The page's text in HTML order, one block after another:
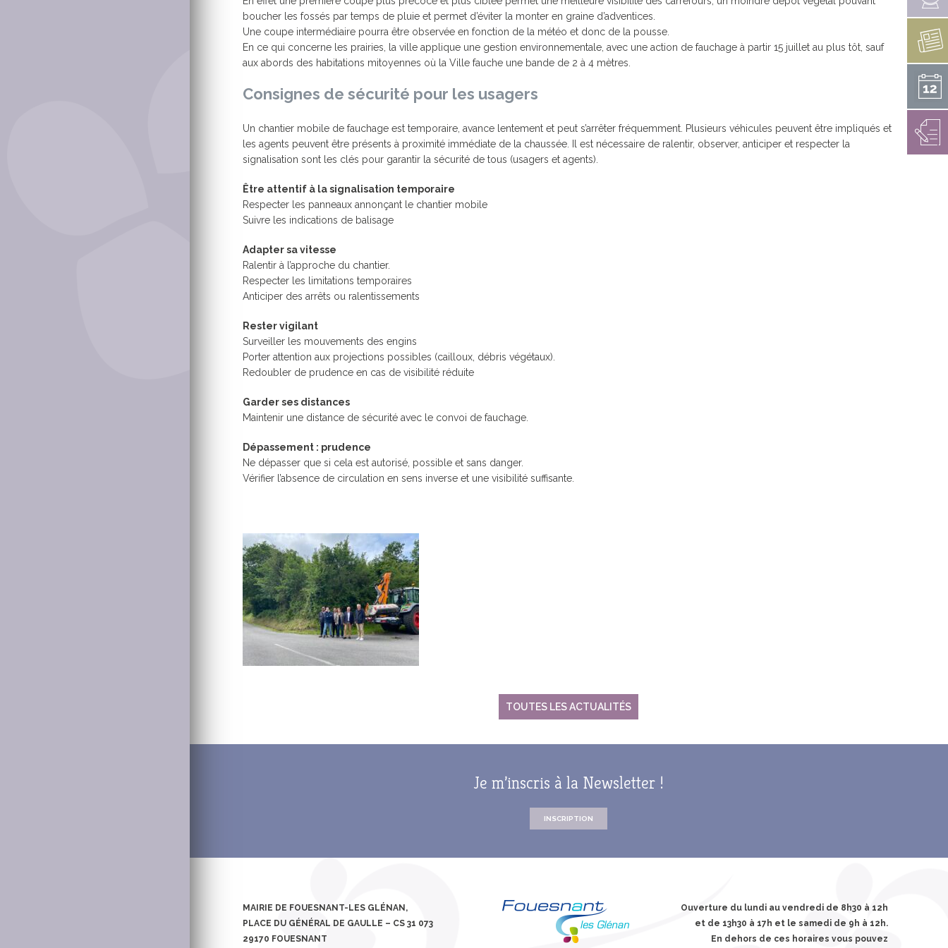
boucher les fossés par temps de pluie et permet d’éviter la monter en graine d’adventices.
Une coupe intermédiaire pourra être observée en fonction de la météo et donc de la pousse.
En ce qui concerne les prairies, la ville applique une gestion environnementale, avec une action de fauchage à partir 15 juillet au plus tôt, sauf
aux abords des habitations mitoyennes où la Ville fauche une bande de 2 à 4 mètres.
Consignes de sécurité pour les usagers
Un chantier mobile de fauchage est temporaire, avance lentement et peut s’arrêter fréquemment. Plusieurs véhicules peuvent être impliqués et
les agents peuvent être présents à proximité immédiate de la chaussée. Il est nécessaire de ralentir, observer, anticiper et respecter la
signalisation sont les clés pour garantir la sécurité de tous (usagers et agents).
Être attentif à la signalisation temporaire
Respecter les panneaux annonçant le chantier mobile
Suivre les indications de balisage
Adapter sa vitesse
Ralentir à l’approche du chantier.
Respecter les limitations temporaires
Anticiper des arrêts ou ralentissements
Rester vigilant
Surveiller les mouvements des engins
Porter attention aux projections possibles (cailloux, débris végétaux).
Redoubler de prudence en cas de visibilité réduite
Garder ses distances
Maintenir une distance de sécurité avec le convoi de fauchage.
Dépassement : prudence
Ne dépasser que si cela est autorisé, possible et sans danger.
Vérifier l’absence de circulation en sens inverse et une visibilité suffisante.
TOUTES LES ACTUALITÉS
Je m’inscris à la Newsletter !
INSCRIPTION
MAIRIE DE FOUESNANT-LES GLÉNAN,
PLACE DU GÉNÉRAL DE GAULLE – CS 31 073
29170 FOUESNANT
Ouverture du lundi au vendredi de 8h30 à 12h
et de 13h30 à 17h et le samedi de 9h à 12h.
En dehors de ces horaires vous pouvez